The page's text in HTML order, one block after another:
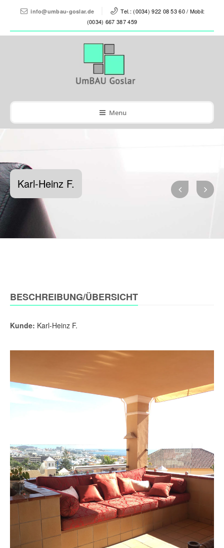
info@umbau-goslar.de
Tel.: (0034) 922 08 53 60 / Mobil:
(0034) 667 387 459
Menu
Karl-Heinz F.
BESCHREIBUNG/ÜBERSICHT
Kunde: Karl-Heinz F.